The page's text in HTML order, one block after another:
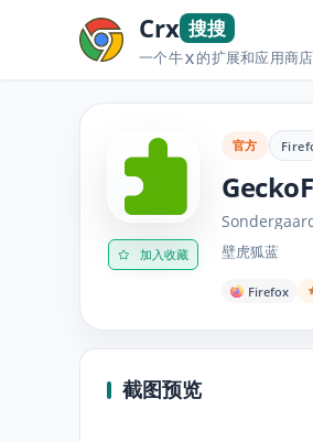
Crx 搜搜
一个牛X的扩展和应用商店
加入收藏
官方
壁虎狐蓝
Firefox
截图预览